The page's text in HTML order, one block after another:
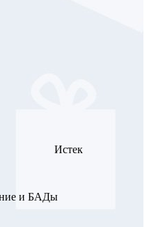
Истек
и БАДы